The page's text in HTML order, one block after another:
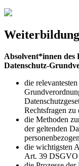
Absolvent*innen des
Datenschutz-
die
Rechtsfragen zu
die Methoden
der geltenden
die wichtigsten
Art. 39 DSGVO